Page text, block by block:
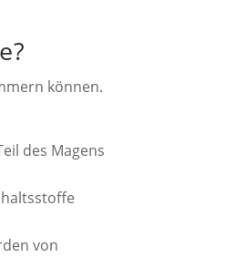
können.
des Magens
von